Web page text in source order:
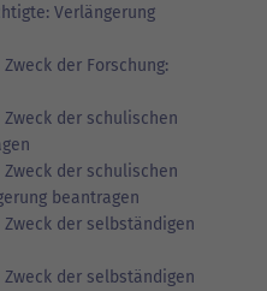
Verlängerung
der Forschung:
der schulischen
der schulischen
beantragen
der selbständigen
der selbständigen